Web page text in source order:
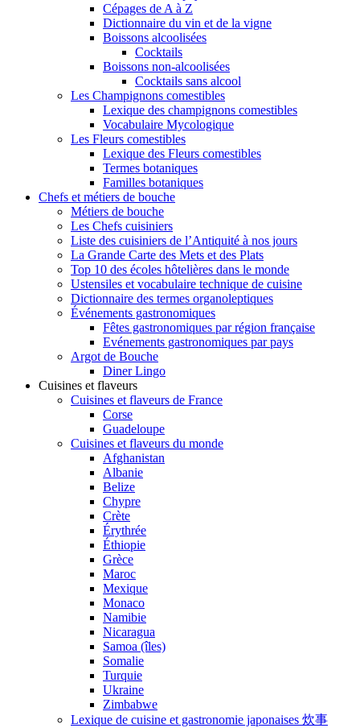
Cépages de A à Z
Dictionnaire du vin et de la vigne
Boissons alcoolisées
Cocktails
Boissons non-alcoolisées
Cocktails sans alcool
Les Champignons comestibles
Lexique des champignons comestibles
Vocabulaire Mycologique
Les Fleurs comestibles
Lexique des Fleurs comestibles
Termes botaniques
Familles botaniques
Chefs et métiers de bouche
Métiers de bouche
Les Chefs cuisiniers
Liste des cuisiniers de l’Antiquité à nos jours
La Grande Carte des Mets et des Plats
Top 10 des écoles hôtelières dans le monde
Ustensiles et vocabulaire technique de cuisine
Dictionnaire des termes organoleptiques
Événements gastronomiques
Fêtes gastronomiques par région française
Evénements gastronomiques par pays
Argot de Bouche
Diner Lingo
Cuisines et flaveurs
Cuisines et flaveurs de France
Corse
Guadeloupe
Cuisines et flaveurs du monde
Afghanistan
Albanie
Belize
Chypre
Crète
Érythrée
Éthiopie
Grèce
Maroc
Mexique
Monaco
Namibie
Nicaragua
Samoa (îles)
Somalie
Turquie
Ukraine
Zimbabwe
Lexique de cuisine et gastronomie japonaises 炊事